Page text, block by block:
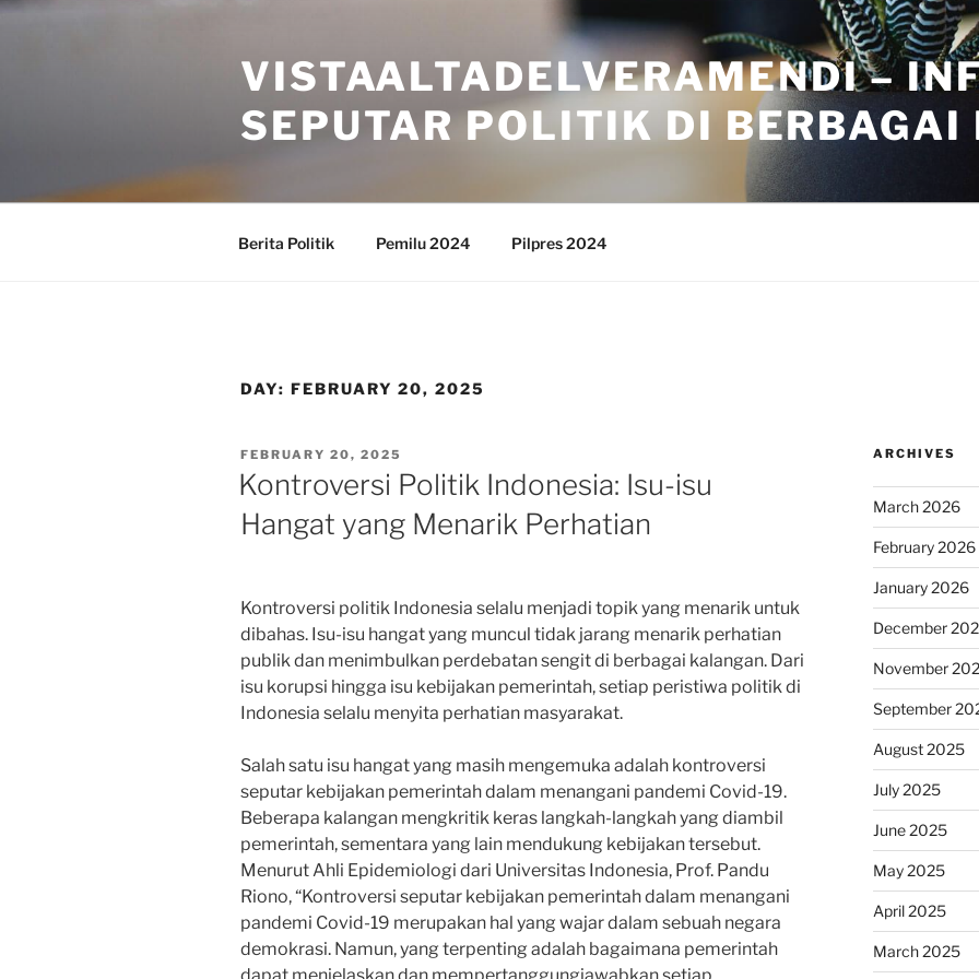
Skip
VISTAALTADELVERAMENDI –
SEPUTAR POLITIK DI BERBAGAI
Berita Politik Pemilu 2024 Pilpres 2024
DAY: FEBRUARY 20, 2025
POSTED
ON
FEBRUARY 20, 2025
Kontroversi Politik Indonesia: Isu-isu
Hangat yang Menarik Perhatian
Kontroversi politik Indonesia selalu menjadi topik yang menarik untuk
dibahas. Isu-isu hangat yang muncul tidak jarang menarik perhatian
publik dan menimbulkan perdebatan sengit di berbagai kalangan. Dari
isu korupsi hingga isu kebijakan pemerintah, setiap peristiwa politik di
Indonesia selalu menyita perhatian masyarakat.
Salah satu isu hangat yang masih mengemuka adalah kontroversi
seputar kebijakan pemerintah dalam menangani pandemi Covid-19.
Beberapa kalangan mengkritik keras langkah-langkah yang diambil
pemerintah, sementara yang lain mendukung kebijakan tersebut.
Menurut Ahli Epidemiologi dari Universitas Indonesia, Prof. Pandu
Riono, “Kontroversi seputar kebijakan pemerintah dalam menangani
pandemi Covid-19 merupakan hal yang wajar dalam sebuah negara
demokrasi. Namun, yang terpenting adalah bagaimana pemerintah
ARCHIVES
March 2026
February 2026
January 2026
December
November
September
August 2025
July 2025
June 2025
May 2025
April 2025
March 2025